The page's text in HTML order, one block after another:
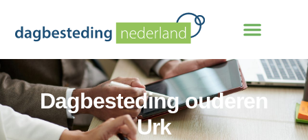
Dagbesteding ouderen
Urk